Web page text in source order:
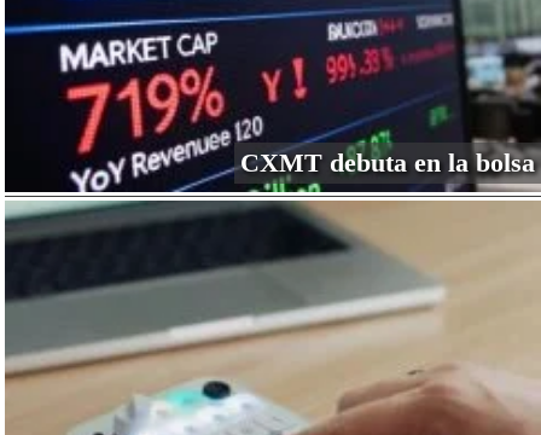
CXMT debuta en la bolsa